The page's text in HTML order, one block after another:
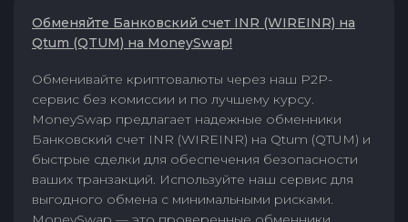
Обменяйте Банковский счет INR (WIREINR) на
Qtum (QTUM) на MoneySwap!
Обменивайте криптовалюты через наш P2P-
сервис без комиссии и по лучшему курсу.
MoneySwap предлагает надежные обменники
Банковский счет INR (WIREINR) на Qtum (QTUM) и
быстрые сделки для обеспечения безопасности
ваших транзакций. Используйте наш сервис для
выгодного обмена с минимальными рисками.